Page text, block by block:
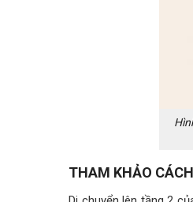
THAM KHẢO